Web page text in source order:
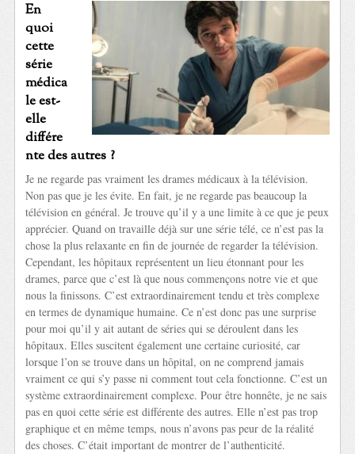
En
quoi
cette
série
médica
le est-
elle
différe
nte des autres ?
Je ne regarde pas vraiment les drames médicaux à la télévision.
Non pas que je les évite. En fait, je ne regarde pas beaucoup la
télévision en général. Je trouve qu’il y a une limite à ce que je peux
apprécier. Quand on travaille déjà sur une série télé, ce n’est pas la
chose la plus relaxante en fin de journée de regarder la télévision.
Cependant, les hôpitaux représentent un lieu étonnant pour les
drames, parce que c’est là que nous commençons notre vie et que
nous la finissons. C’est extraordinairement tendu et très complexe
en termes de dynamique humaine. Ce n’est donc pas une surprise
pour moi qu’il y ait autant de séries qui se déroulent dans les
hôpitaux. Elles suscitent également une certaine curiosité, car
lorsque l’on se trouve dans un hôpital, on ne comprend jamais
vraiment ce qui s’y passe ni comment tout cela fonctionne. C’est un
système extraordinairement complexe. Pour être honnête, je ne sais
pas en quoi cette série est différente des autres. Elle n’est pas trop
graphique et en même temps, nous n’avons pas peur de la réalité
des choses. C’était important de montrer de l’authenticité.